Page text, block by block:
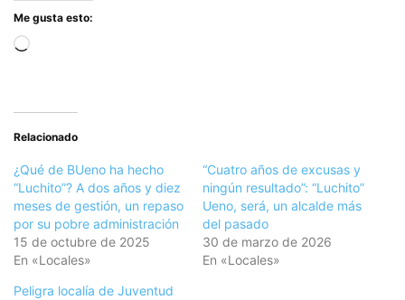
Me gusta esto:
Cargando...
Relacionado
¿Qué de BUeno ha hecho
“Luchito”? A dos años y diez
meses de gestión, un repaso
por su pobre administración
15 de octubre de 2025
En «Locales»
“Cuatro años de excusas y
ningún resultado”: “Luchito”
Ueno, será, un alcalde más
del pasado
30 de marzo de 2026
En «Locales»
Peligra localía de Juventud